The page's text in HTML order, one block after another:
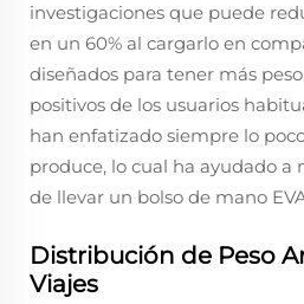
investigaciones que puede
en un 60% al cargarlo en
diseñados para tener más
positivos de los usuarios
han enfatizado siempre lo
produce, lo cual ha ayudado a
de llevar un bolso de mano
Distribución de Peso
Viajes